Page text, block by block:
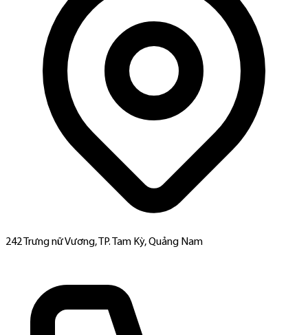
242 Trưng nữ Vương, TP. Tam Kỳ, Quảng Nam